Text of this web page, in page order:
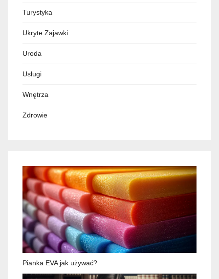
Turystyka
Ukryte Zajawki
Uroda
Usługi
Wnętrza
Zdrowie
Pianka EVA jak używać?